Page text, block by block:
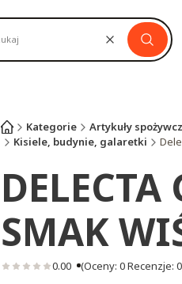
Wyczyść Szukaj
Kategorie Artykuły
Kisiele, budynie, galaretki
DELECTA
SMAK
0.00 (Oceny: 0 Recenzje: